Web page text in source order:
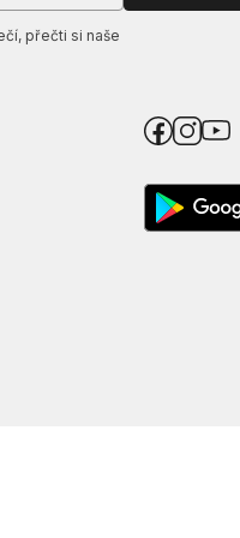
přečti si naše